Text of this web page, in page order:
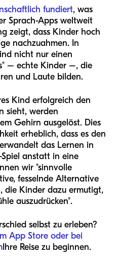
fundiert, was
Sprach-Apps weltweit
zeigt, dass Kinder hoch
nachzuahmen. In
nicht nur einen
– echte Kinder –, die
und Laute bilden.
Kind erfolgreich den
werden
Gehirn ausgelöst. Dies
erheblich, dass es den
das Lernen in
anstatt in eine
wir "sinnvolle
fesselnde Alternative
die Kinder dazu ermutigt,
auszudrücken".
selbst zu erleben?
App Store oder bei
Ihre Reise zu beginnen.